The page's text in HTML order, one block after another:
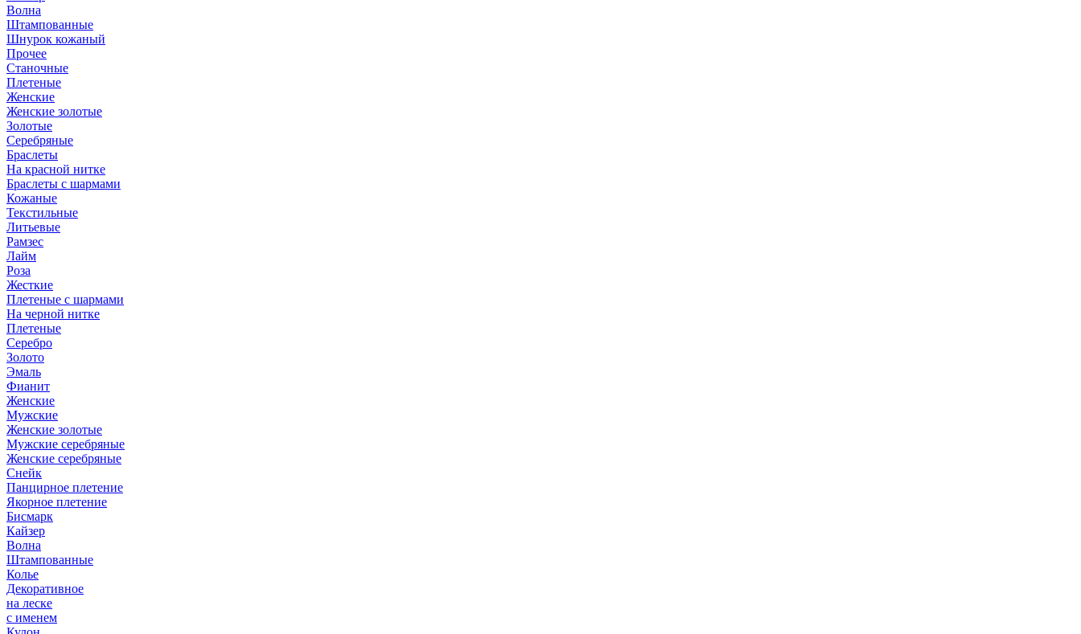
Волна
Штампованные
Шнурок кожаный
Прочее
Станочные
Плетеные
Женские
Женские золотые
Золотые
Серебряные
Браслеты
На красной нитке
Браслеты с шармами
Кожаные
Текстильные
Литьевые
Рамзес
Лайм
Роза
Жесткие
Плетеные с шармами
На черной нитке
Плетеные
Серебро
Золото
Эмаль
Фианит
Женские
Мужские
Женские золотые
Мужские серебряные
Женские серебряные
Снейк
Панцирное плетение
Якорное плетение
Бисмарк
Кайзер
Волна
Штампованные
Колье
Декоративное
на леске
с именем